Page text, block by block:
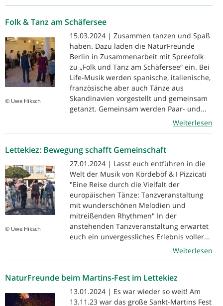
Folk & Tanz am Schäfersee
© Uwe Hiksch
15.03.2024 | Zusammen tanzen und Spaß
haben. Dazu laden die NaturFreunde
Berlin in Zusammenarbeit mit Spreefolk
zu „Folk und Tanz am Schäfersee“ ein. Bei
Life-Musik werden spanische, italienische,
französische aber auch Tänze aus
Skandinavien vorgestellt und gemeinsam
getanzt. Gemeinsam werden Paar- und...
Weiterlesen
Lettekiez: Bewegung schafft Gemeinschaft
© Uwe Hiksch
27.01.2024 | Lasst euch entführen in die
Welt der Musik von Kördeböf & I Pizzicati
"Eine Reise durch die Vielfalt der
europäischen Tänze: Tanzveranstaltung
mit wunderschönen Melodien und
mitreißenden Rhythmen" In der
anstehenden Tanzveranstaltung erwartet
euch ein unvergessliches Erlebnis voller...
Weiterlesen
NaturFreunde beim Martins-Fest im Lettekiez
13.01.2024 | Es war wieder so weit! Am
13.11.23 war das große Sankt-Martins Fest